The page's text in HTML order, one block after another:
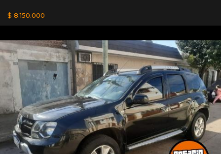
$ 8.150.000